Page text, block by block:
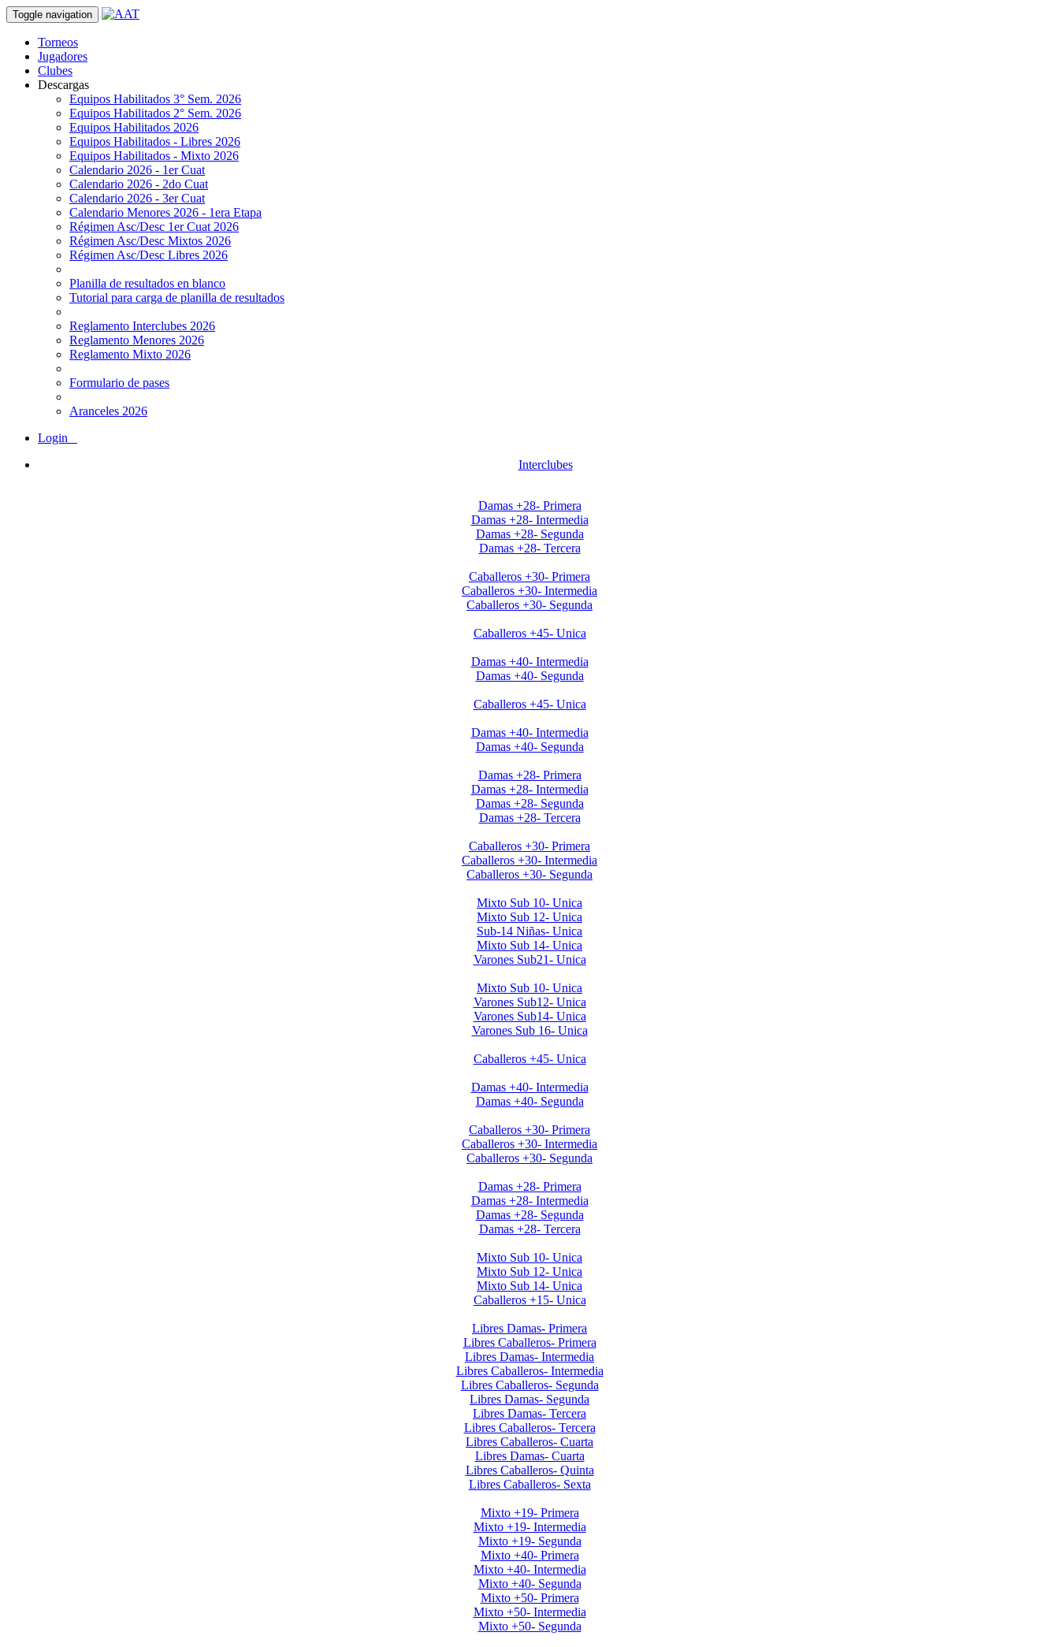
Toggle navigation
Torneos
Jugadores
Clubes
Descargas
Equipos Habilitados 3° Sem. 2026
Equipos Habilitados 2° Sem. 2026
Equipos Habilitados 2026
Equipos Habilitados - Libres 2026
Equipos Habilitados - Mixto 2026
Calendario 2026 - 1er Cuat
Calendario 2026 - 2do Cuat
Calendario 2026 - 3er Cuat
Calendario Menores 2026 - 1era Etapa
Régimen Asc/Desc 1er Cuat 2026
Régimen Asc/Desc Mixtos 2026
Régimen Asc/Desc Libres 2026
Planilla de resultados en blanco
Tutorial para carga de planilla de resultados
Reglamento Interclubes 2026
Reglamento Menores 2026
Reglamento Mixto 2026
Formulario de pases
Aranceles 2026
Login
Interclubes
Damas +28- Primera
Damas +28- Intermedia
Damas +28- Segunda
Damas +28- Tercera
Caballeros +30- Primera
Caballeros +30- Intermedia
Caballeros +30- Segunda
Caballeros +45- Unica
Damas +40- Intermedia
Damas +40- Segunda
Caballeros +45- Unica
Damas +40- Intermedia
Damas +40- Segunda
Damas +28- Primera
Damas +28- Intermedia
Damas +28- Segunda
Damas +28- Tercera
Caballeros +30- Primera
Caballeros +30- Intermedia
Caballeros +30- Segunda
Mixto Sub 10- Unica
Mixto Sub 12- Unica
Sub-14 Niñas- Unica
Mixto Sub 14- Unica
Varones Sub21- Unica
Mixto Sub 10- Unica
Varones Sub12- Unica
Varones Sub14- Unica
Varones Sub 16- Unica
Caballeros +45- Unica
Damas +40- Intermedia
Damas +40- Segunda
Caballeros +30- Primera
Caballeros +30- Intermedia
Caballeros +30- Segunda
Damas +28- Primera
Damas +28- Intermedia
Damas +28- Segunda
Damas +28- Tercera
Mixto Sub 10- Unica
Mixto Sub 12- Unica
Mixto Sub 14- Unica
Caballeros +15- Unica
Libres Damas- Primera
Libres Caballeros- Primera
Libres Damas- Intermedia
Libres Caballeros- Intermedia
Libres Caballeros- Segunda
Libres Damas- Segunda
Libres Damas- Tercera
Libres Caballeros- Tercera
Libres Caballeros- Cuarta
Libres Damas- Cuarta
Libres Caballeros- Quinta
Libres Caballeros- Sexta
Mixto +19- Primera
Mixto +19- Intermedia
Mixto +19- Segunda
Mixto +40- Primera
Mixto +40- Intermedia
Mixto +40- Segunda
Mixto +50- Primera
Mixto +50- Intermedia
Mixto +50- Segunda